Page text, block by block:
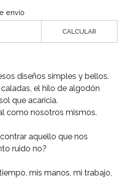
envío
CALCULAR
diseños simples y bellos.
el hilo de algodón
que acaricia.
como nosotros mismos.
aquello que nos
ruido no?
mis manos, mi trabajo,